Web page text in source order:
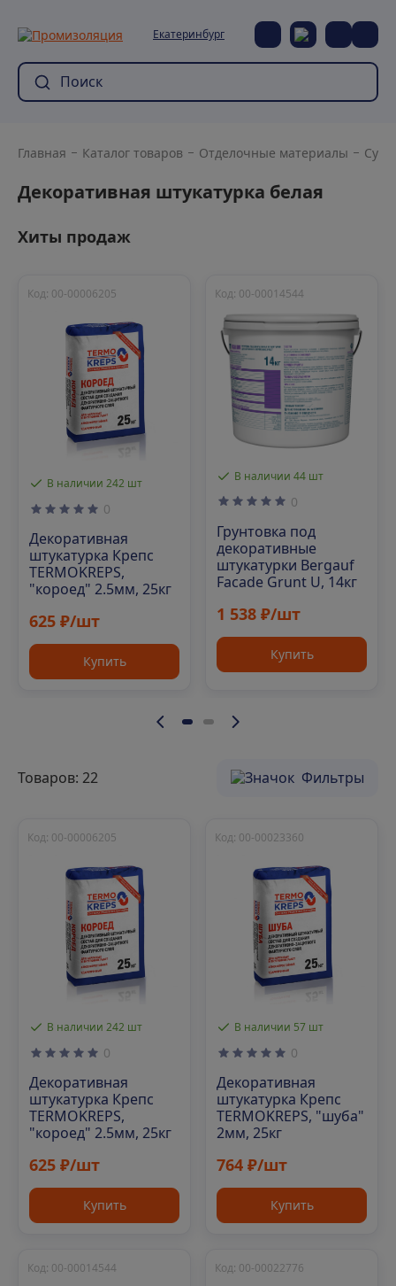
Екатеринбург
Главная Каталог товаров Отделочные материалы
Декоративная штукатурка белая
Хиты продаж
В наличии 242 шт
Код: 00-00006205
0
Декоративная
штукатурка Крепс
TERMOKREPS,
"короед" 2.5мм, 25кг
625 ₽/шт
Купить
В наличии 44 шт
Код: 00-00014544
0
Грунтовка под
декоративные
штукатурки Bergauf
Facade Grunt U, 14кг
1 538 ₽/шт
Купить
Товаров: 22 Фильтры
В наличии 242 шт
Код: 00-00006205
0
Декоративная
штукатурка Крепс
TERMOKREPS,
"короед" 2.5мм, 25кг
625 ₽/шт
Купить
В наличии 57 шт
Код: 00-00023360
0
Декоративная
штукатурка Крепс
TERMOKREPS, "шуба"
2мм, 25кг
764 ₽/шт
Купить
Код: 00-00014544 Код: 00-00022776